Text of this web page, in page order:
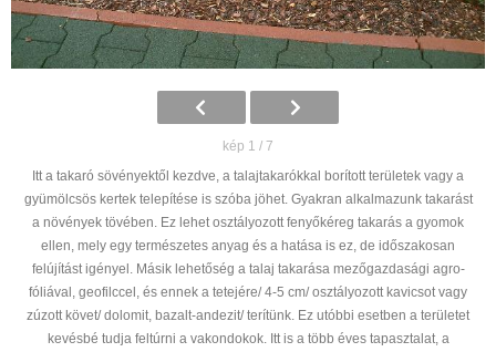
kép 1 / 7
Itt a takaró sövényektől kezdve, a talajtakarókkal borított területek vagy a
gyümölcsös kertek telepítése is szóba jöhet. Gyakran alkalmazunk takarást
a növények tövében. Ez lehet osztályozott fenyőkéreg takarás a gyomok
ellen, mely egy természetes anyag és a hatása is ez, de időszakosan
felújítást igényel. Másik lehetőség a talaj takarása mezőgazdasági agro-
fóliával, geofilccel, és ennek a tetejére/ 4-5 cm/ osztályozott kavicsot vagy
zúzott követ/ dolomit, bazalt-andezit/ terítünk. Ez utóbbi esetben a területet
kevésbé tudja feltúrni a vakondokok. Itt is a több éves tapasztalat, a